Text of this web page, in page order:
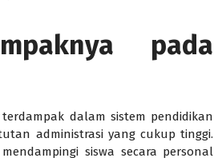
pada
dalam sistem pendidikan
administrasi yang cukup tinggi.
siswa secara personal